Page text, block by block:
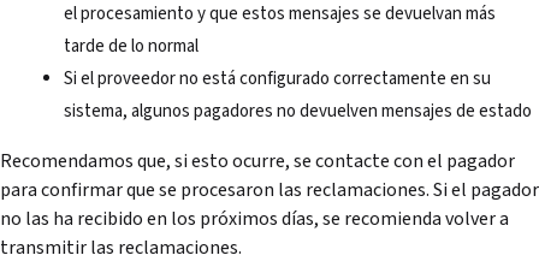
el procesamiento y que estos mensajes se devuelvan más
tarde de lo normal
Si el proveedor no está configurado correctamente en su
sistema, algunos pagadores no devuelven mensajes de estado
Recomendamos que, si esto ocurre, se contacte con el pagador
para confirmar que se procesaron las reclamaciones. Si el pagador
no las ha recibido en los próximos días, se recomienda volver a
transmitir las reclamaciones.